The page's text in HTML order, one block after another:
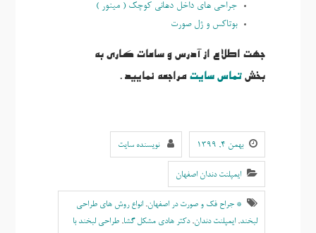
جراحی های داخل دهانی کوچک ( مینور )
بوتاكس و ژل صورت
جهت اطلاع از آدرس و ساعات کاری به
بخشتماس سایتمراجعه نمایید.
بهمن ۴, ۱۳۹۹ نویسنده سایت
ایمپلنت دندان اصفهان
* جراح فک و صورت در اصفهان, انواع روش های طراحی
لبخند, ایمپلنت دندان,دکتر هادی مشکل گشا, طراحی لبخند با